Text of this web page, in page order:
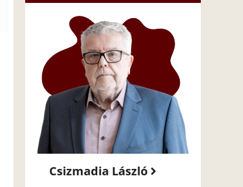
Csizmadia László